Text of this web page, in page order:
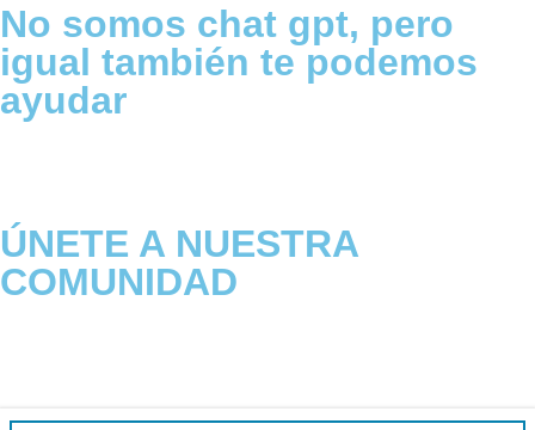
No somos chat gpt, pero
igual también te podemos
ayudar
ÚNETE A NUESTRA
COMUNIDAD